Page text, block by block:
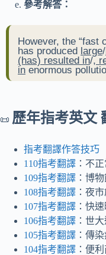
參考解答：
However, the “fast
has produced large/
(has) resulted in/,
in enormous
📜 歷年指考英文
指考翻譯作答技巧
110指考翻譯 ：不
109指考翻譯 ：博
108指考翻譯 ：夜
107指考翻譯 ：快
106指考翻譯 ：世
105指考翻譯 ：傳
104指考翻譯 ：便